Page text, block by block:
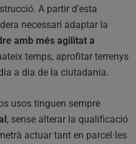
A partir d’esta
necessari adaptar la
amb més agilitat a
temps, aprofitar terrenys
a dia de la ciutadania.
usos tinguen sempre
, sense alterar la qualificació
actuar tant en parcel·les